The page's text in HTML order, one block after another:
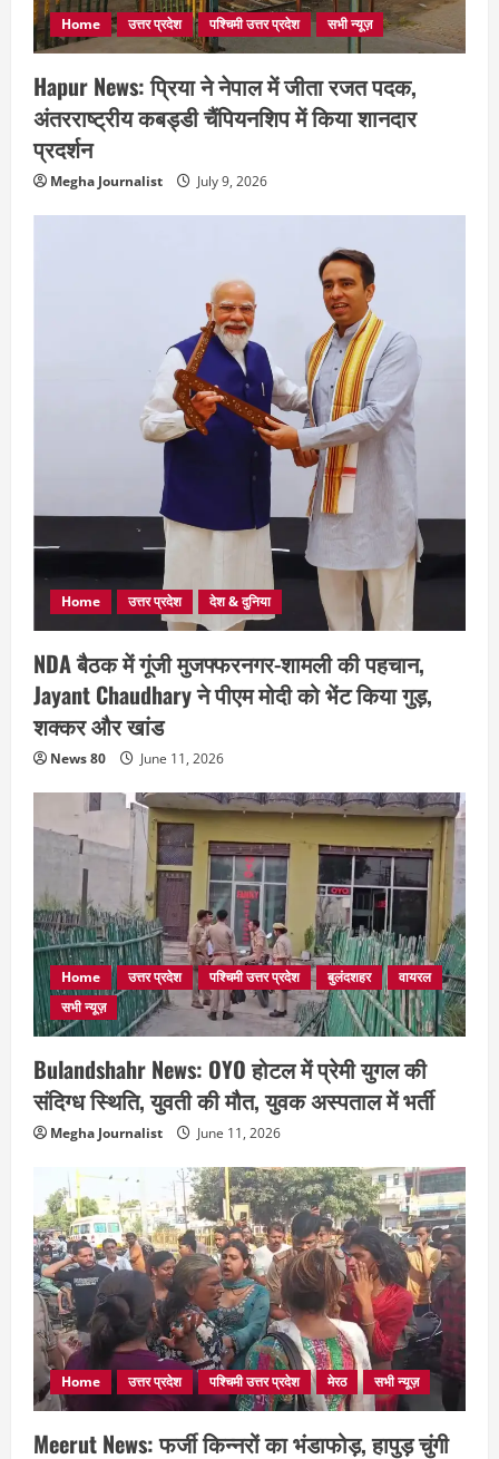
Home उत्तर प्रदेश पश्चिमी उत्तर प्रदेश सभी न्यूज़
Hapur News: प्रिया ने नेपाल में जीता रजत पदक,
अंतरराष्ट्रीय कबड्डी चैंपियनशिप में किया शानदार
प्रदर्शन
Megha Journalist July 9, 2026
Home उत्तर प्रदेश देश & दुनिया
NDA बैठक में गूंजी मुजफ्फरनगर-शामली की पहचान,
Jayant Chaudhary ने पीएम मोदी को भेंट किया गुड़,
शक्कर और खांड
News 80 June 11, 2026
Home उत्तर प्रदेश पश्चिमी उत्तर प्रदेश बुलंदशहर
वायरल
सभी न्यूज़
Bulandshahr News: OYO होटल में प्रेमी युगल की
संदिग्ध स्थिति, युवती की मौत, युवक अस्पताल में भर्ती
Megha Journalist June 11, 2026
Home उत्तर प्रदेश पश्चिमी उत्तर प्रदेश मेरठ सभी न्यूज़
Meerut News: फर्जी किन्नरों का भंडाफोड़, हापुड़ चुंगी